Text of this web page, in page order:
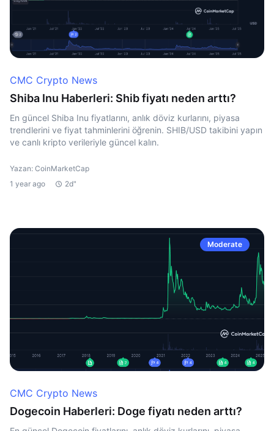
CMC Crypto News
Shiba Inu Haberleri: Shib fiyatı neden arttı?
En güncel Shiba Inu fiyatlarını, anlık döviz kurlarını, piyasa
trendlerini ve fiyat tahminlerini öğrenin. SHIB/USD takibini yapın
ve canlı kripto verileriyle güncel kalın.
Yazan: CoinMarketCap
1 year ago
2d"
Moderate
CMC Crypto News
Dogecoin Haberleri: Doge fiyatı neden arttı?